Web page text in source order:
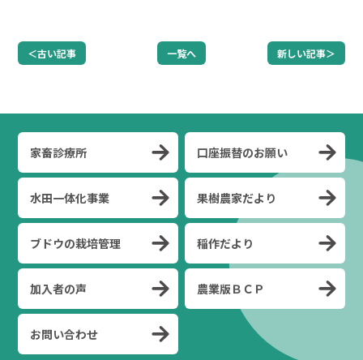
＜古い記事 一覧へ 新しい記事＞
家畜診療所 口座振替のお願い
水田一体化事業 果樹農家だより
ブドウの栽培管理 稲作だより
加入者の声 農業版ＢＣＰ
お問い合わせ